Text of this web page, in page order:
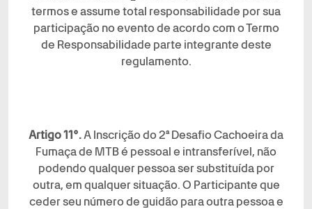
termos e assume total responsabilidade por sua
participação no evento de acordo com o Termo
de Responsabilidade parte integrante deste
regulamento.
Artigo 11°. A Inscrição do 2ª Desafio Cachoeira da
Fumaça de MTB é pessoal e intransferível, não
podendo qualquer pessoa ser substituída por
outra, em qualquer situação. O Participante que
ceder seu número de guidão para outra pessoa e